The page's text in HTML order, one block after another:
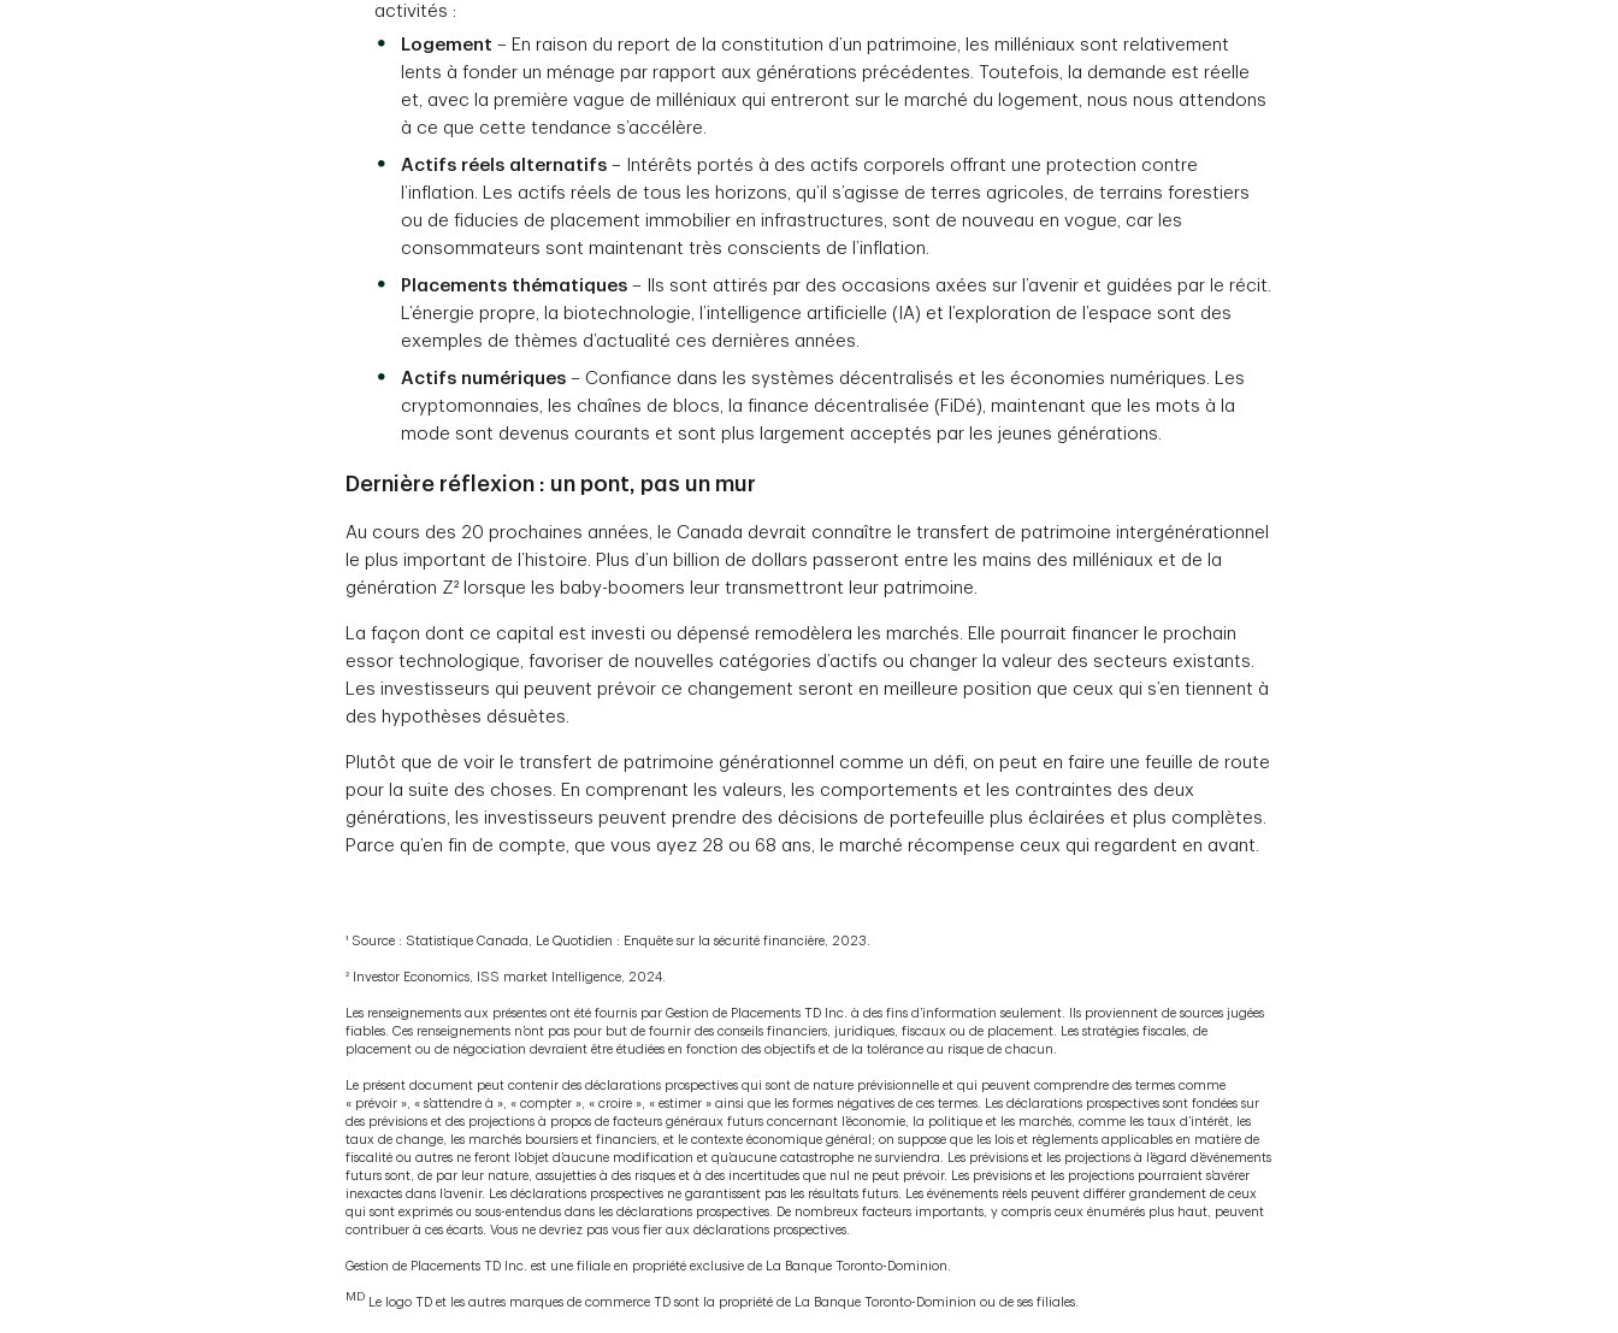
activités :
Logement – En raison du report de la constitution d’un patrimoine, les milléniaux sont relativement
lents à fonder un ménage par rapport aux générations précédentes. Toutefois, la demande est réelle
et, avec la première vague de milléniaux qui entreront sur le marché du logement, nous nous attendons
à ce que cette tendance s’accélère.
Actifs réels alternatifs – Intérêts portés à des actifs corporels offrant une protection contre
l’inflation. Les actifs réels de tous les horizons, qu’il s’agisse de terres agricoles, de terrains forestiers
ou de fiducies de placement immobilier en infrastructures, sont de nouveau en vogue, car les
consommateurs sont maintenant très conscients de l’inflation.
Placements thématiques – Ils sont attirés par des occasions axées sur l’avenir et guidées par le récit.
L’énergie propre, la biotechnologie, l’intelligence artificielle (IA) et l’exploration de l’espace sont des
exemples de thèmes d’actualité ces dernières années.
Actifs numériques – Confiance dans les systèmes décentralisés et les économies numériques. Les
cryptomonnaies, les chaînes de blocs, la finance décentralisée (FiDé), maintenant que les mots à la
mode sont devenus courants et sont plus largement acceptés par les jeunes générations.
Dernière réflexion : un pont, pas un mur
Au cours des 20 prochaines années, le Canada devrait connaître le transfert de patrimoine intergénérationnel
le plus important de l’histoire. Plus d’un billion de dollars passeront entre les mains des milléniaux et de la
génération Z² lorsque les baby-boomers leur transmettront leur patrimoine.
La façon dont ce capital est investi ou dépensé remodèlera les marchés. Elle pourrait financer le prochain
essor technologique, favoriser de nouvelles catégories d’actifs ou changer la valeur des secteurs existants.
Les investisseurs qui peuvent prévoir ce changement seront en meilleure position que ceux qui s’en tiennent à
des hypothèses désuètes.
Plutôt que de voir le transfert de patrimoine générationnel comme un défi, on peut en faire une feuille de route
pour la suite des choses. En comprenant les valeurs, les comportements et les contraintes des deux
générations, les investisseurs peuvent prendre des décisions de portefeuille plus éclairées et plus complètes.
Parce qu’en fin de compte, que vous ayez 28 ou 68 ans, le marché récompense ceux qui regardent en avant.
¹ Source : Statistique Canada, Le Quotidien : Enquête sur la sécurité financière, 2023.
² Investor Economics, ISS market Intelligence, 2024.
Les renseignements aux présentes ont été fournis par Gestion de Placements TD Inc. à des fins d’information seulement. Ils proviennent de sources jugées
fiables. Ces renseignements n’ont pas pour but de fournir des conseils financiers, juridiques, fiscaux ou de placement. Les stratégies fiscales, de
placement ou de négociation devraient être étudiées en fonction des objectifs et de la tolérance au risque de chacun.
Le présent document peut contenir des déclarations prospectives qui sont de nature prévisionnelle et qui peuvent comprendre des termes comme
« prévoir », « s’attendre à », « compter », « croire », « estimer » ainsi que les formes négatives de ces termes. Les déclarations prospectives sont fondées sur
des prévisions et des projections à propos de facteurs généraux futurs concernant l’économie, la politique et les marchés, comme les taux d’intérêt, les
taux de change, les marchés boursiers et financiers, et le contexte économique général; on suppose que les lois et règlements applicables en matière de
fiscalité ou autres ne feront l’objet d’aucune modification et qu’aucune catastrophe ne surviendra. Les prévisions et les projections à l’égard d’événements
futurs sont, de par leur nature, assujetties à des risques et à des incertitudes que nul ne peut prévoir. Les prévisions et les projections pourraient s’avérer
inexactes dans l’avenir. Les déclarations prospectives ne garantissent pas les résultats futurs. Les événements réels peuvent différer grandement de ceux
qui sont exprimés ou sous-entendus dans les déclarations prospectives. De nombreux facteurs importants, y compris ceux énumérés plus haut, peuvent
contribuer à ces écarts. Vous ne devriez pas vous fier aux déclarations prospectives.
Gestion de Placements TD Inc. est une filiale en propriété exclusive de La Banque Toronto-Dominion.
MD Le logo TD et les autres marques de commerce TD sont la propriété de La Banque Toronto-Dominion ou de ses filiales.